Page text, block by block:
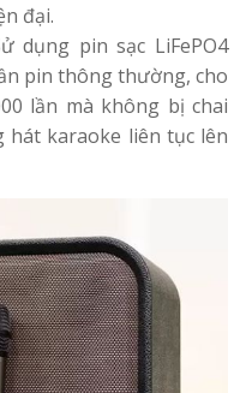
đại.
dụng pin sạc LiFePO4
pin thông thường, cho
lần mà không bị chai
karaoke liên tục lên